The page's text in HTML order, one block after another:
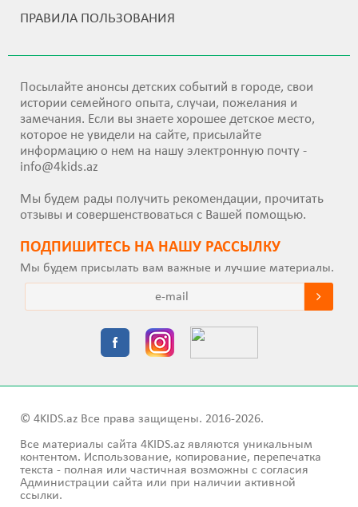
ПРАВИЛА ПОЛЬЗОВАНИЯ
Посылайте анонсы детских событий в городе, свои
истории семейного опыта, случаи, пожелания и
замечания. Если вы знаете хорошее детское место,
которое не увидели на сайте, присылайте
информацию о нем на нашу электронную почту -
info@4kids.az
Мы будем рады получить рекомендации, прочитать
отзывы и совершенствоваться с Вашей помощью.
ПОДПИШИТEСЬ НА НАШУ РАССЫЛКУ
Мы будем присылать вам важные и лучшие материалы.
© 4KIDS.az Все права защищены. 2016-2026.
Все материалы сайта 4KIDS.az являются уникальным
контентом. Использование, копирование, перепечатка
текста - полная или частичная возможны с согласия
Администрации сайта или при наличии активной
ссылки.